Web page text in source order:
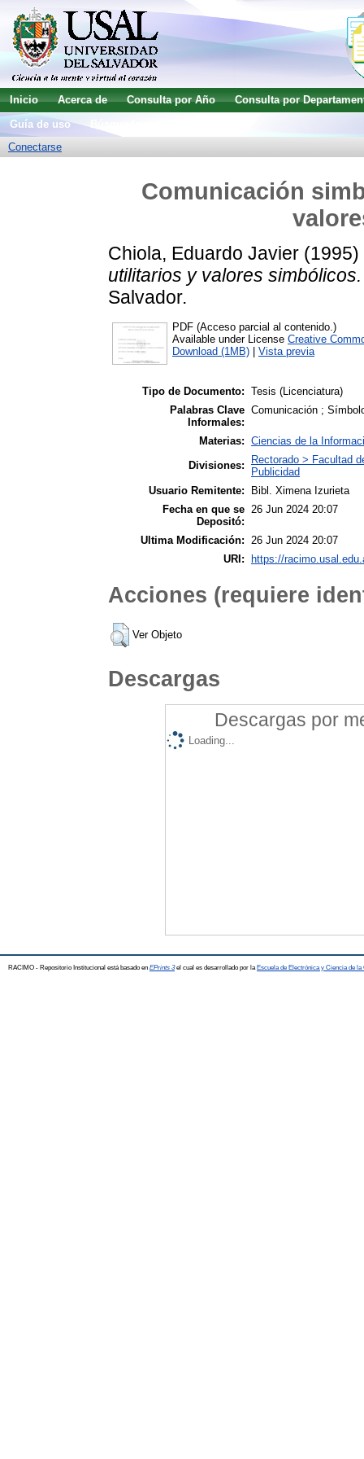
Inicio Acerca de Consulta por Año
Consulta por
Guía de uso
Conectarse
Comunicación
Chiola, Eduardo Javier (1995)
utilitarios y valores simbólicos.
Salvador.
PDF (Acceso parcial al contenido.)
Available under License Creative
Download (1MB)
Vista previa
Tipo de Documento: Tesis (Licenciatura)
Palabras Clave
Informales:
Comunicación ;
Materias: Ciencias de la
Divisiones:
Rectorado > Facultad
Publicidad
Usuario Remitente:
Bibl. Ximena Izurieta
Fecha en que se
Depositó:
26 Jun 2024 20:07
Ultima Modificación: 26 Jun 2024 20:07
URI:
https://
Acciones (requiere
Ver Objeto
Descargas
Descargas por
Loading...
RACIMO - Repositorio Institucional está basado en EPrints 3el cual es desarrollado por la Escuela de Electrónica y Ciencia de la